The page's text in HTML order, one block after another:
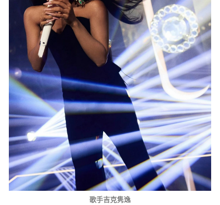
歌手吉克隽逸